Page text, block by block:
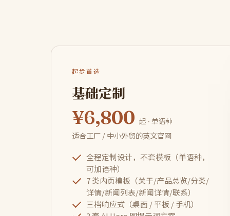
起步首选
基础定制
¥6,800起 · 单语种
适合工厂 / 中小外贸的英文官网
全程定制设计，不套模板（单语种，
可加语种）
7 类内页模板（关于/产品总览/分类/
详情/新闻列表/新闻详情/联系）
三档响应式（桌面 / 平板 / 手机）